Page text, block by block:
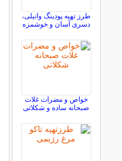
طرز تهیه پودینگ وانیلی،
دسری آسان و خوشمزه
خواص و مضرات غلات
صبحانه ساده و شکلاتی